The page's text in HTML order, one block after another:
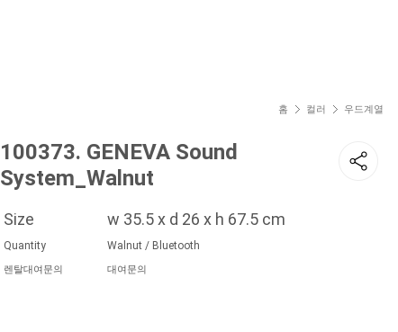
홈 컬러 우드계열
100373. GENEVA Sound
System_Walnut
Size w 35.5 x d 26 x h 67.5 cm
Quantity Walnut / Bluetooth
렌탈대여문의 대여문의